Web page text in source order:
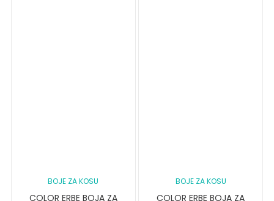
BOJE ZA KOSU
COLOR ERBE BOJA ZA
BOJE ZA KOSU
COLOR ERBE BOJA ZA